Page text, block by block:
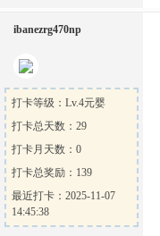
ibanezrg470np
打卡等级：Lv.4元婴
打卡总天数：29
打卡月天数：0
打卡总奖励：139
最近打卡：2025-11-07
14:45:38